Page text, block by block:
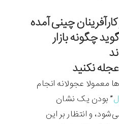
از کارآفرینان چینی آمده
چگونه بازار
معمولا عجولانه انجام
” بودن یک نشان
و انتظار بر این